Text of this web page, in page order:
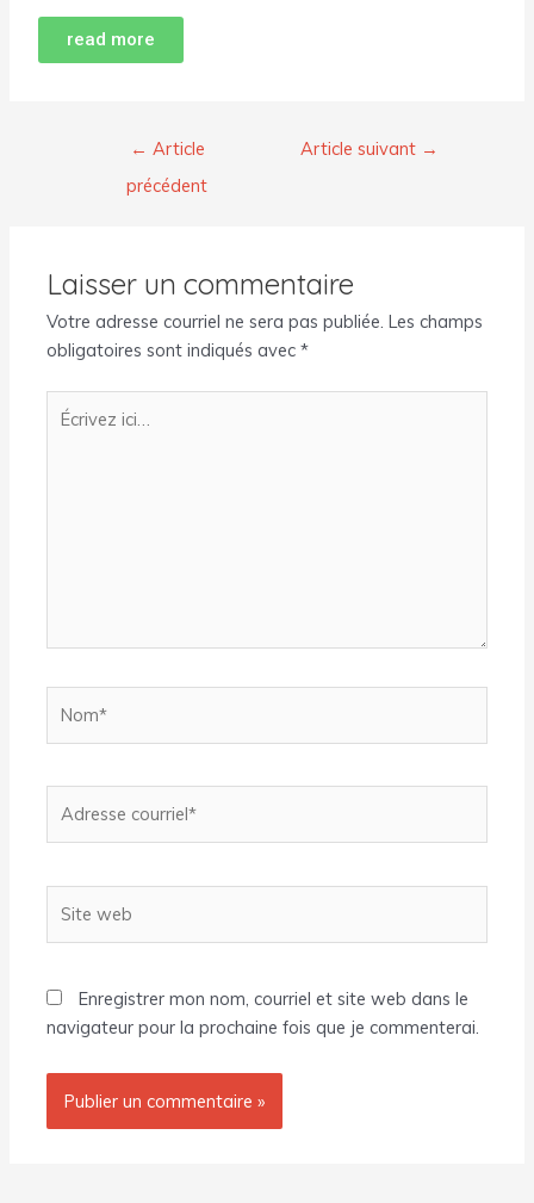
read more
← Article
précédent
Article suivant →
Laisser un commentaire
Votre adresse courriel ne sera pas publiée. Les champs
obligatoires sont indiqués avec*
Écrivez
ici…
courriel*
web
Enregistrer mon nom, courriel et site web dans le
navigateur pour la prochaine fois que je commenterai.